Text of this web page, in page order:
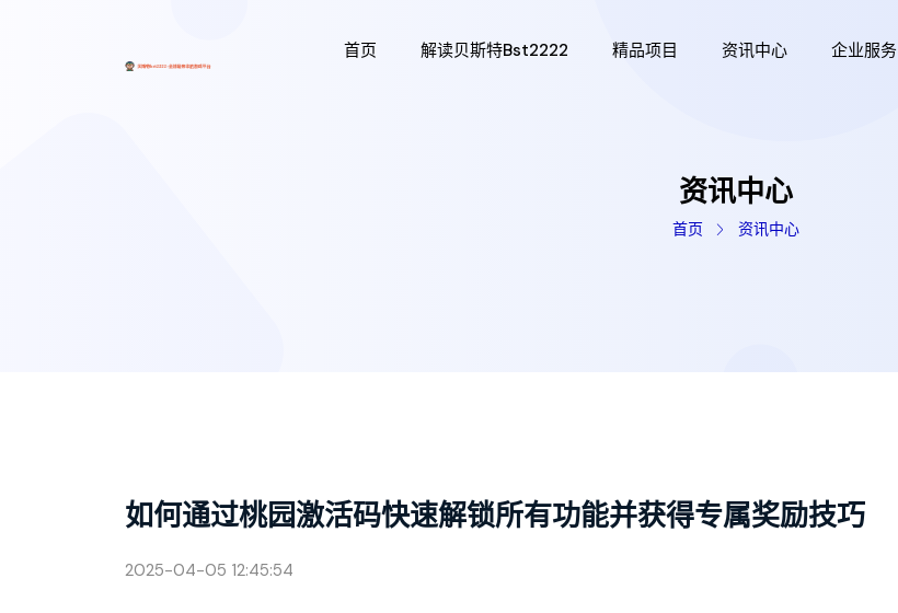
首页 解读贝斯特bst2222 精品项目 资讯中心 企业服务
资讯中心
首页 资讯中心
如何通过桃园激活码快速解锁所有功能并获得专属奖励技巧
2025-04-05 12:45:54